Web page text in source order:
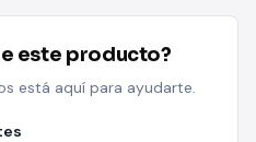
este producto?
está aquí para ayudarte.